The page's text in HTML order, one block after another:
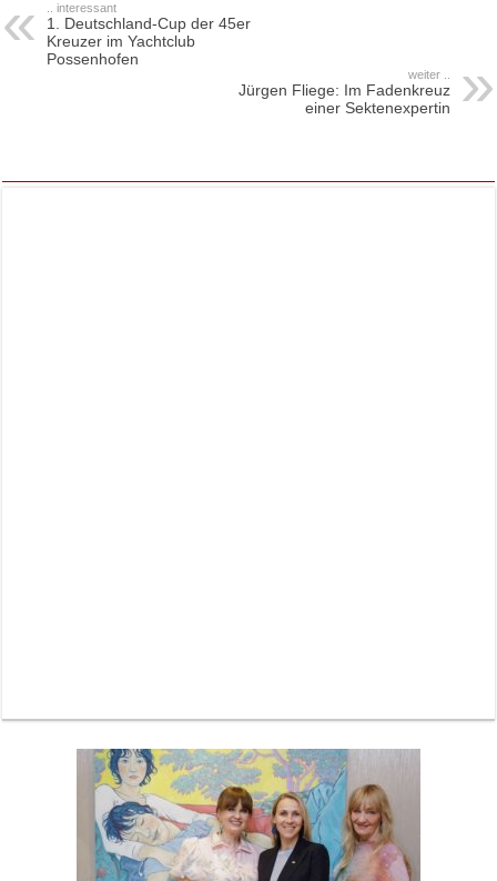
.. interessant
1. Deutschland-Cup der 45er
Kreuzer im Yachtclub
Possenhofen
weiter ..
Jürgen Fliege: Im Fadenkreuz
einer Sektenexpertin